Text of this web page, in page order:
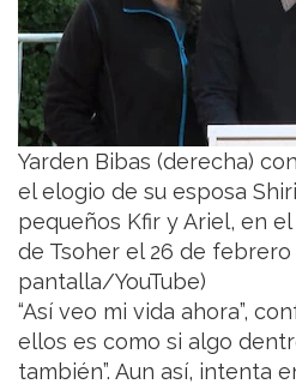
Yarden Bibas (derecha)
el elogio de su esposa
pequeños Kfir y Ariel, en
de Tsoher el 26 de febrero
pantalla/YouTube)
“Así veo mi vida ahora”,
ellos es como si algo
también”. Aun así, intenta